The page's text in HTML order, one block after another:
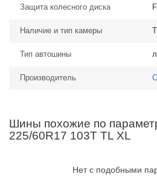
Защита колесного диска
Наличие и тип камеры
Тип автошины
Производитель
Шины похожие по
225/60R17 103T TL XL
Нет с подобными